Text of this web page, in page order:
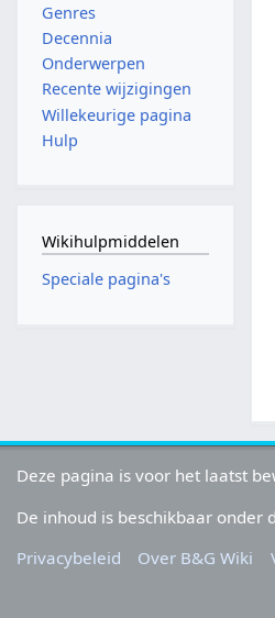
Genres
Decennia
Onderwerpen
Recente wijzigingen
Willekeurige pagina
Hulp
Wikihulpmiddelen
Speciale pagina's
Deze pagina is voor het laatst
De inhoud is beschikbaar onder
Privacybeleid
Over B&G Wiki